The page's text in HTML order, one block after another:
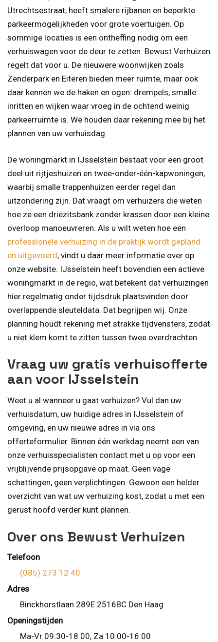
Utrechtsestraat, heeft smalere rijbanen en beperkte
parkeermogelijkheden voor grote voertuigen. Op
sommige locaties is een ontheffing nodig om een
verhuiswagen voor de deur te zetten. Bewust Verhuizen
regelt dat voor u. De nieuwere woonwijken zoals
Zenderpark en Eiteren bieden meer ruimte, maar ook
daar kennen we de haken en ogen: drempels, smalle
inritten en wijken waar vroeg in de ochtend weinig
parkeerruimte is. We houden daar rekening mee bij het
plannen van uw verhuisdag.
De woningmarkt in IJsselstein bestaat voor een groot
deel uit rijtjeshuizen en twee-onder-één-kapwoningen,
waarbij smalle trappenhuizen eerder regel dan
uitzondering zijn. Dat vraagt om verhuizers die weten
hoe ze een driezitsbank zonder krassen door een kleine
overloop manoeuvreren. Als u wilt weten hoe een
professionele verhuizing in de praktijk wordt gepland
en uitgevoerd, vindt u daar meer informatie over op
onze website. IJsselstein heeft bovendien een actieve
woningmarkt in de regio, wat betekent dat verhuizingen
hier regelmatig onder tijdsdruk plaatsvinden door
overlappende sleuteldata. Dat begrijpen wij. Onze
planning houdt rekening met strakke tijdvensters, zodat
u niet klem komt te zitten tussen twee overdrachten.
Vraag uw gratis verhuisofferte
aan voor IJsselstein
Weet u al wanneer u gaat verhuizen? Vul dan uw
verhuisdatum, uw huidige adres in IJsselstein of
omgeving, en uw nieuwe adres in via ons
offerteformulier. Binnen één werkdag neemt een van
onze verhuisspecialisten contact met u op voor een
vrijblijvende prijsopgave op maat. Geen vage
schattingen, geen verplichtingen. Gewoon een helder
overzicht van wat uw verhuizing kost, zodat u met een
gerust hoofd verder kunt plannen.
Over ons Bewust Verhuizen
Telefoon
(085) 273 12 40
Adres
Binckhorstlaan 289E 2516BC Den Haag
Openingstijden
Ma-Vr 09:30-18:00, Za 10:00-16:00